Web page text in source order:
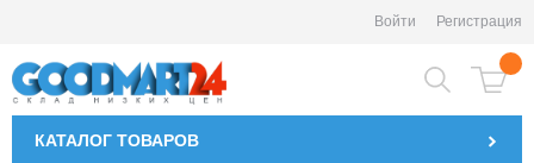
Войти Регистрация
КАТАЛОГ ТОВАРОВ